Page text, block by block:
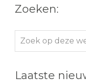
Zoeken:
Zoek
op
website
Laatste